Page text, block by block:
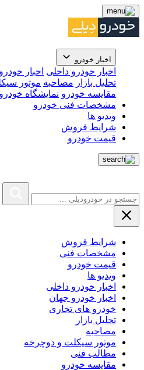
اخبار خودرو
اخبار خودرو داخلی اخبار خودرو
تحلیل بازار مصاحبه موتور
مقایسه خودرو نمایشگاه خودرو
مشخصات فنی خودرو
ویدیو ها
شرایط فروش
قیمت خودرو
شرایط فروش
مشخصات فنی
قیمت خودرو
ویدیو ها
اخبار خودرو داخلی
اخبار خودرو جهان
خودرو های تجاری
تحلیل بازار
مصاحبه
موتور سیکلت و دوچرخه
مطالب فنی
مقایسه خودرو